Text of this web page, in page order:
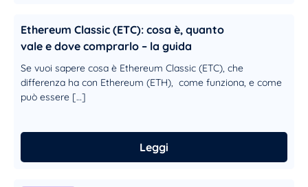
Ethereum Classic (ETC): cosa è, quanto
vale e dove comprarlo – la guida
Se vuoi sapere cosa è Ethereum Classic (ETC), che
differenza ha con Ethereum (ETH), come funziona, e come
può essere […]
Leggi